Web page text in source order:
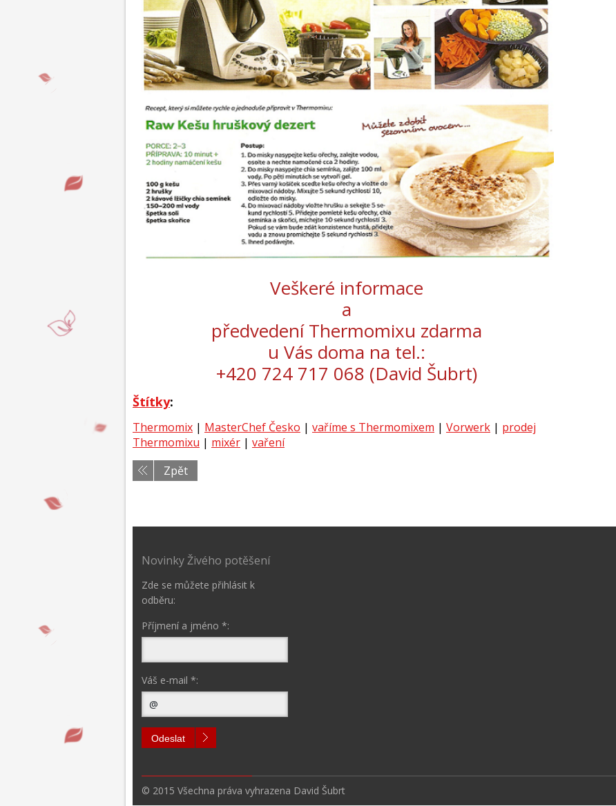
Veškeré informace
a
předvedení Thermomixu zdarma
u Vás doma na tel.:
+420 724 717 068 (David Šubrt)
Štítky:
Thermomix | MasterChef Česko | vaříme s Thermomixem | Vorwerk | prodej
Thermomixu | mixér | vaření
Zpět
Novinky Živého potěšení
Zde se můžete přihlásit k
odběru:
Příjmení a jméno *:
Váš e-mail *:
Odeslat
© 2015 Všechna práva vyhrazena David Šubrt